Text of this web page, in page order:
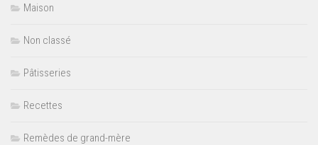
Maison
Non classé
Pâtisseries
Recettes
Remèdes de grand-mère